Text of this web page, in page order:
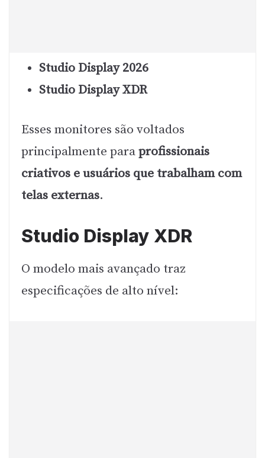
Studio Display 2026
Studio Display XDR
Esses monitores são voltados
principalmente paraprofissionais
criativos e usuários que trabalham com
telas externas.
Studio Display XDR
O modelo mais avançado traz
especificações de alto nível: